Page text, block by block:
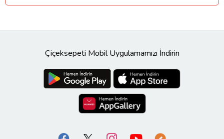
Çiçeksepeti Mobil Uygulamamızı İndirin